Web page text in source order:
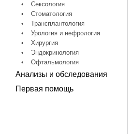
•
Сексология
•
Стоматология
•
Трансплантология
•
Урология и нефрология
•
Хирургия
•
Эндокринология
•
Офтальмология
Анализы и обследования
Первая помощь